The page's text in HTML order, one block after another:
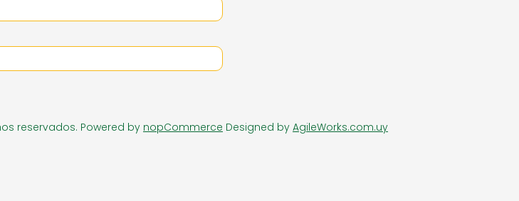
reservados. Powered by nopCommerce Designed by AgileWorks.com.uy